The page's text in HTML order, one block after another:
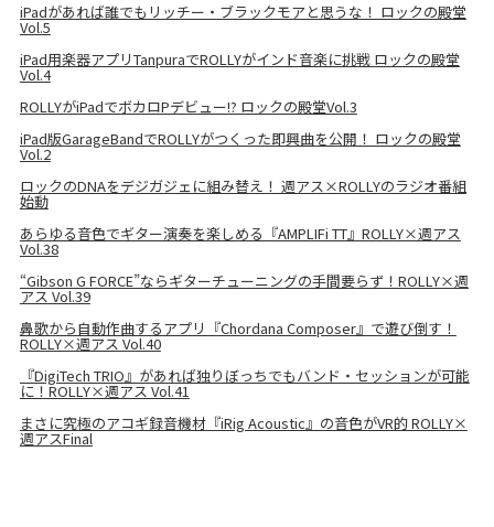
iPadがあれば誰でもリッチー・ブラックモアと思うな！ ロックの殿堂
Vol.5
iPad用楽器アプリTanpuraでROLLYがインド音楽に挑戦 ロックの殿堂
Vol.4
ROLLYがiPadでボカロPデビュー!? ロックの殿堂Vol.3
iPad版GarageBandでROLLYがつくった即興曲を公開！ ロックの殿堂
Vol.2
ロックのDNAをデジガジェに組み替え！ 週アス×ROLLYのラジオ番組
始動
あらゆる音色でギター演奏を楽しめる『AMPLIFi TT』ROLLY×週アス
Vol.38
“Gibson G FORCE”ならギターチューニングの手間要らず！ROLLY×週
アス Vol.39
鼻歌から自動作曲するアプリ『Chordana Composer』で遊び倒す！
ROLLY×週アス Vol.40
『DigiTech TRIO』があれば独りぼっちでもバンド・セッションが可能
に！ROLLY×週アス Vol.41
まさに究極のアコギ録音機材『iRig Acoustic』の音色がVR的 ROLLY×
週アスFinal